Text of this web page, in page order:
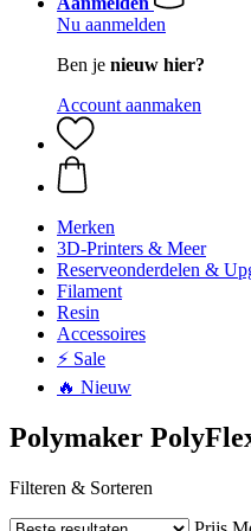
Nu aanmelden
Ben je nieuw hier?
Account aanmaken
Merken
3D-Printers & Meer
Reserveonderdelen &
Filament
Resin
Accessoires
⚡ Sale
🔥 Nieuw
Polymaker
Filteren & Sorteren